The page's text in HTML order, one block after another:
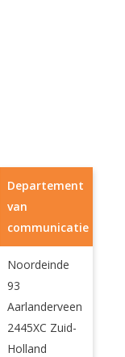
Departement
van
communicatie
Noordeinde
93
Aarlanderveen
2445XC Zuid-
Holland